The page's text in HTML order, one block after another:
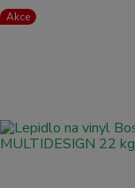
Akce